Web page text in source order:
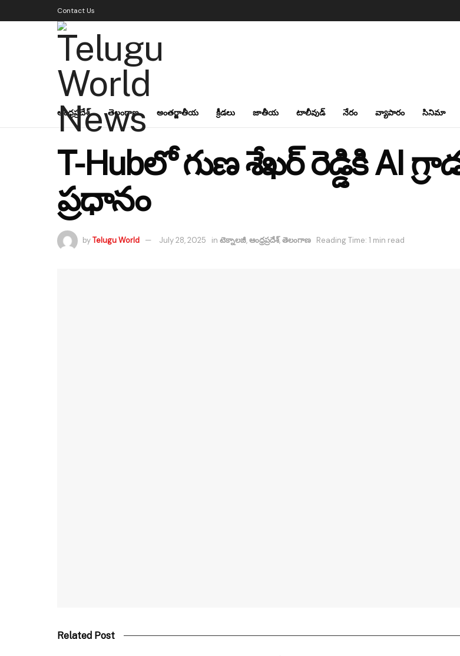
Contact Us
ఆంధ్రప్రదేశ్ తెలంగాణ అంతర్జాతీయ క్రీడలు జాతీయ టాలీవుడ్ నేరం వ్యాపారం సినిమా
T-Hubలో గుణ శేఖర్ రెడ్డికి AI
ప్రధానం
byTelugu World July 28, 2025 in టెక్నాలజీ,ఆంధ్రప్రదేశ్,తెలంగాణ Reading Time: 1 min read
Related Post